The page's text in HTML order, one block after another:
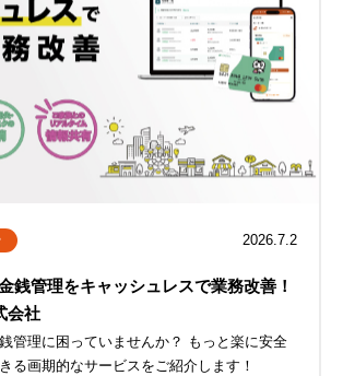
2026.7.2
銭管理をキャッシュレスで業務改善！
会社
管理に困っていませんか？ もっと楽に安全
る画期的なサービスをご紹介します！